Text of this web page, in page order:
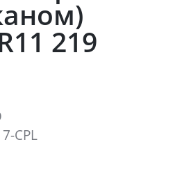
219
CPL